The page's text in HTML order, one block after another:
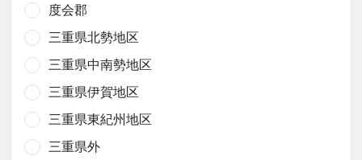
度会郡
三重県北勢地区
三重県中南勢地区
三重県伊賀地区
三重県東紀州地区
三重県外